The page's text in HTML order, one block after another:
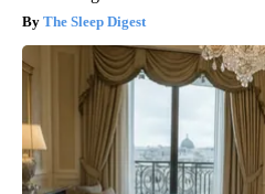
The Sleep Digest